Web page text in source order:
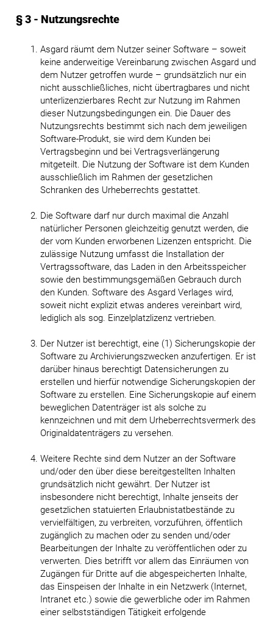
§ 3 - Nutzungsrechte
Asgard räumt dem Nutzer seiner Software – soweit
keine anderweitige Vereinbarung zwischen Asgard und
dem Nutzer getroffen wurde – grundsätzlich nur ein
nicht ausschließliches, nicht übertragbares und nicht
unterlizenzierbares Recht zur Nutzung im Rahmen
dieser Nutzungsbedingungen ein. Die Dauer des
Nutzungsrechts bestimmt sich nach dem jeweiligen
Software-Produkt, sie wird dem Kunden bei
Vertragsbeginn und bei Vertragsverlängerung
mitgeteilt. Die Nutzung der Software ist dem Kunden
ausschließlich im Rahmen der gesetzlichen
Schranken des Urheberrechts gestattet.
Die Software darf nur durch maximal die Anzahl
natürlicher Personen gleichzeitig genutzt werden, die
der vom Kunden erworbenen Lizenzen entspricht. Die
zulässige Nutzung umfasst die Installation der
Vertragssoftware, das Laden in den Arbeitsspeicher
sowie den bestimmungsgemäßen Gebrauch durch
den Kunden. Software des Asgard Verlages wird,
soweit nicht explizit etwas anderes vereinbart wird,
lediglich als sog. Einzelplatzlizenz vertrieben.
Der Nutzer ist berechtigt, eine (1) Sicherungskopie der
Software zu Archivierungszwecken anzufertigen. Er ist
darüber hinaus berechtigt Datensicherungen zu
erstellen und hierfür notwendige Sicherungskopien der
Software zu erstellen. Eine Sicherungskopie auf einem
beweglichen Datenträger ist als solche zu
kennzeichnen und mit dem Urheberrechtsvermerk des
Originaldatenträgers zu versehen.
Weitere Rechte sind dem Nutzer an der Software
und/oder den über diese bereitgestellten Inhalten
grundsätzlich nicht gewährt. Der Nutzer ist
insbesondere nicht berechtigt, Inhalte jenseits der
gesetzlichen statuierten Erlaubnistatbestände zu
vervielfältigen, zu verbreiten, vorzuführen, öffentlich
zugänglich zu machen oder zu senden und/oder
Bearbeitungen der Inhalte zu veröffentlichen oder zu
verwerten. Dies betrifft vor allem das Einräumen von
Zugängen für Dritte auf die abgespeicherten Inhalte,
das Einspeisen der Inhalte in ein Netzwerk (Internet,
Intranet etc.) sowie die gewerbliche oder im Rahmen
einer selbstständigen Tätigkeit erfolgende